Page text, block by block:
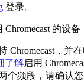
登录。
的设备
Chromecast，并
了解启用
个频段，请确认